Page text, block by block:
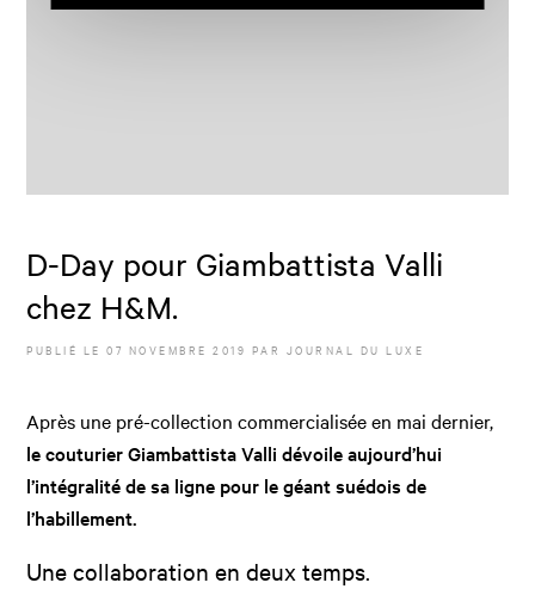
D-Day pour Giambattista Valli
chez H&M.
PUBLIÉ LE07 NOVEMBRE 2019 PAR JOURNAL DU LUXE
Après une pré-collection commercialisée en mai dernier,
le couturier Giambattista Valli dévoile aujourd’hui
l’intégralité de sa ligne pour le géant suédois de
l’habillement.
Une collaboration en deux temps.